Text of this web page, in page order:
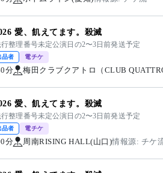
愛、飢えてます。殺滅
整理番号未定公演日の2〜3日前発送予定
品者 電チケ
分 梅田クラブクアトロ（CLUB
愛、飢えてます。殺滅
整理番号未定公演日の2〜3日前発送予定
品者 電チケ
分 周南RISING HALL(山口)情報源: チケ